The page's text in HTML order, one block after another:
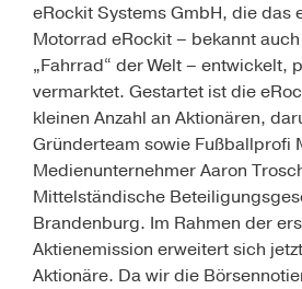
eRockit Systems GmbH, die das
Motorrad eRockit – bekannt
„Fahrrad“ der Welt – entwickelt,
vermarktet. Gestartet ist die
kleinen Anzahl an Aktionären,
Gründerteam sowie Fußballprofi
Medienunternehmer Aaron
Mittelständische
Brandenburg. Im Rahmen der
Aktienemission erweitert sich
Aktionäre. Da wir die